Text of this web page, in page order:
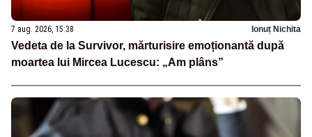
7 aug. 2026, 15:38 Ionuț Nichita
Vedeta de la Survivor, mărturisire emoționantă după
moartea lui Mircea Lucescu: „Am plâns”